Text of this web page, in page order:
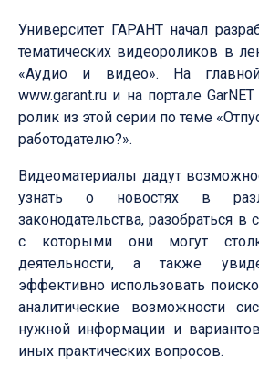
Университет ГАРАНТ начал
тематических видеороликов в
«Аудио и видео». На
www.garant.ru и на портале
ролик из этой серии по теме
работодателю?».
Видеоматериалы дадут
узнать о новостях в
законодательства, разобраться в
с которыми они могут
деятельности, а также
эффективно использовать
аналитические возможности
нужной информации и
иных практических вопросов.